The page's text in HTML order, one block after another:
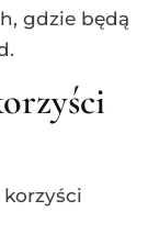
gdzie będą